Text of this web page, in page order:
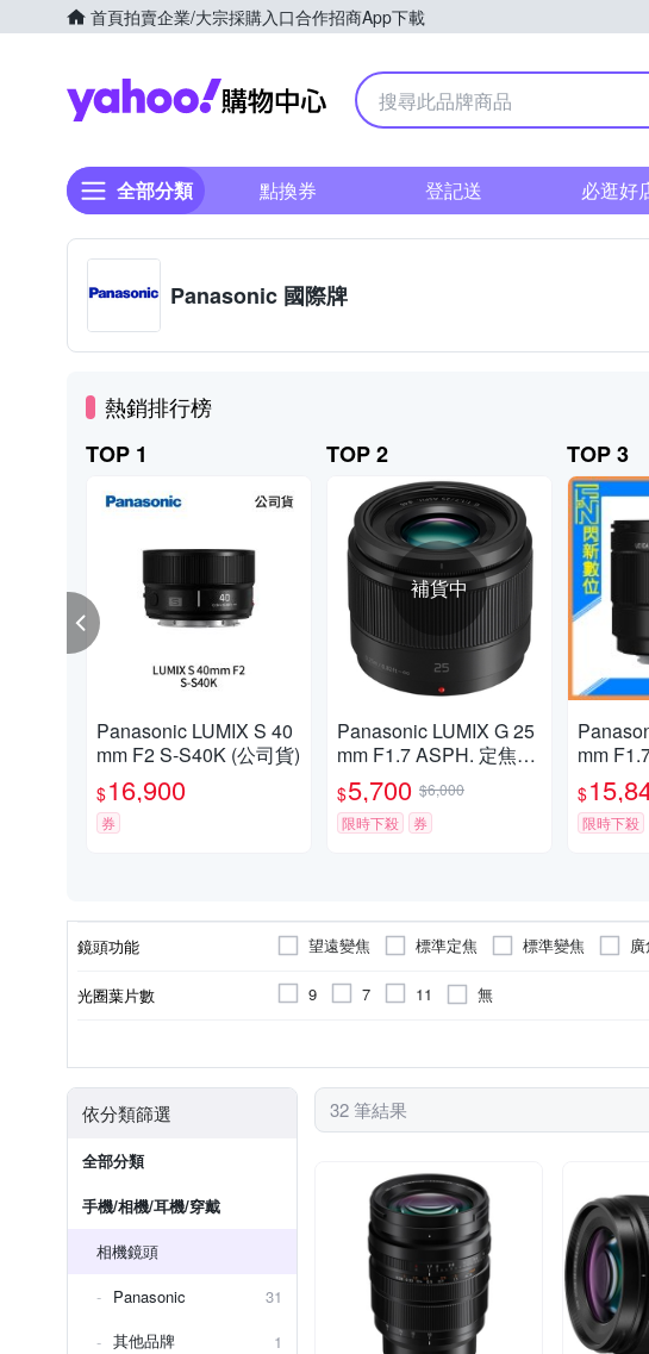
首頁拍賣企業/大宗採購入口合作招商App下載
Yahoo購物中心
全部分類 點換券 登記送 必逛好
Panasonic 國際牌
熱銷排行榜
TOP 1
Panasonic LUMIX S 40
mm F2 S-S40K (公司貨)
$16,900
券
TOP 2
補貨中
Panasonic LUMIX G 25
mm F1.7 ASPH. 定焦鏡
頭 公司貨
$5,700 $6,000
限時下殺
券
TOP 3
mm
廣角定
$
限時下殺
鏡頭功能 望遠變焦 標準定焦 標準變焦
人像鏡
光圈葉片數 9 7 11 無
依分類篩選
全部分類
手機/相機/耳機/穿戴
相機鏡頭
Panasonic
31
其他品牌
1
32 筆結果